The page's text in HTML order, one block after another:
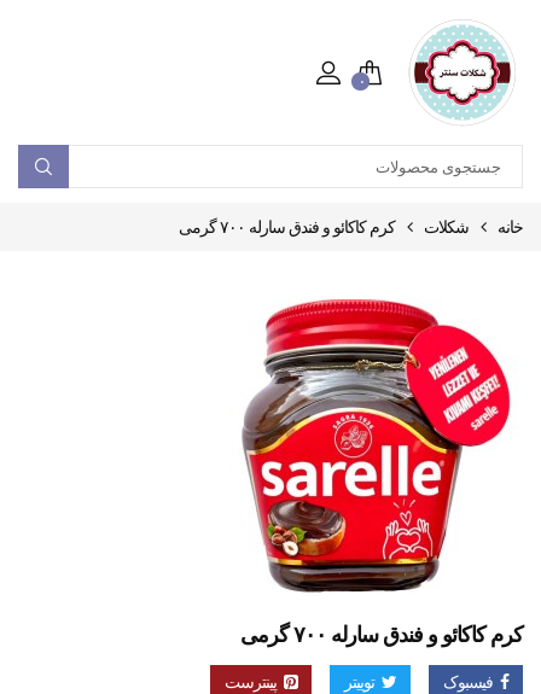
۰
خانه شکلات کرم کاکائو و فندق سارله ۷۰۰ گرمی
کرم کاکائو و فندق سارله ۷۰۰ گرمی
فیسبوک توییتر پینترست